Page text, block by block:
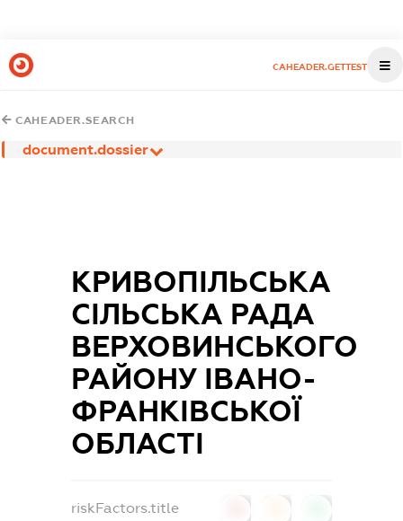
CAHEADER.GETTEST
CAHEADER.SEARCH
document.dossier
КРИВОПІЛЬСЬКА
СІЛЬСЬКА РАДА
ВЕРХОВИНСЬКОГО
РАЙОНУ ІВАНО-
ФРАНКІВСЬКОЇ
ОБЛАСТІ
riskFactors.title